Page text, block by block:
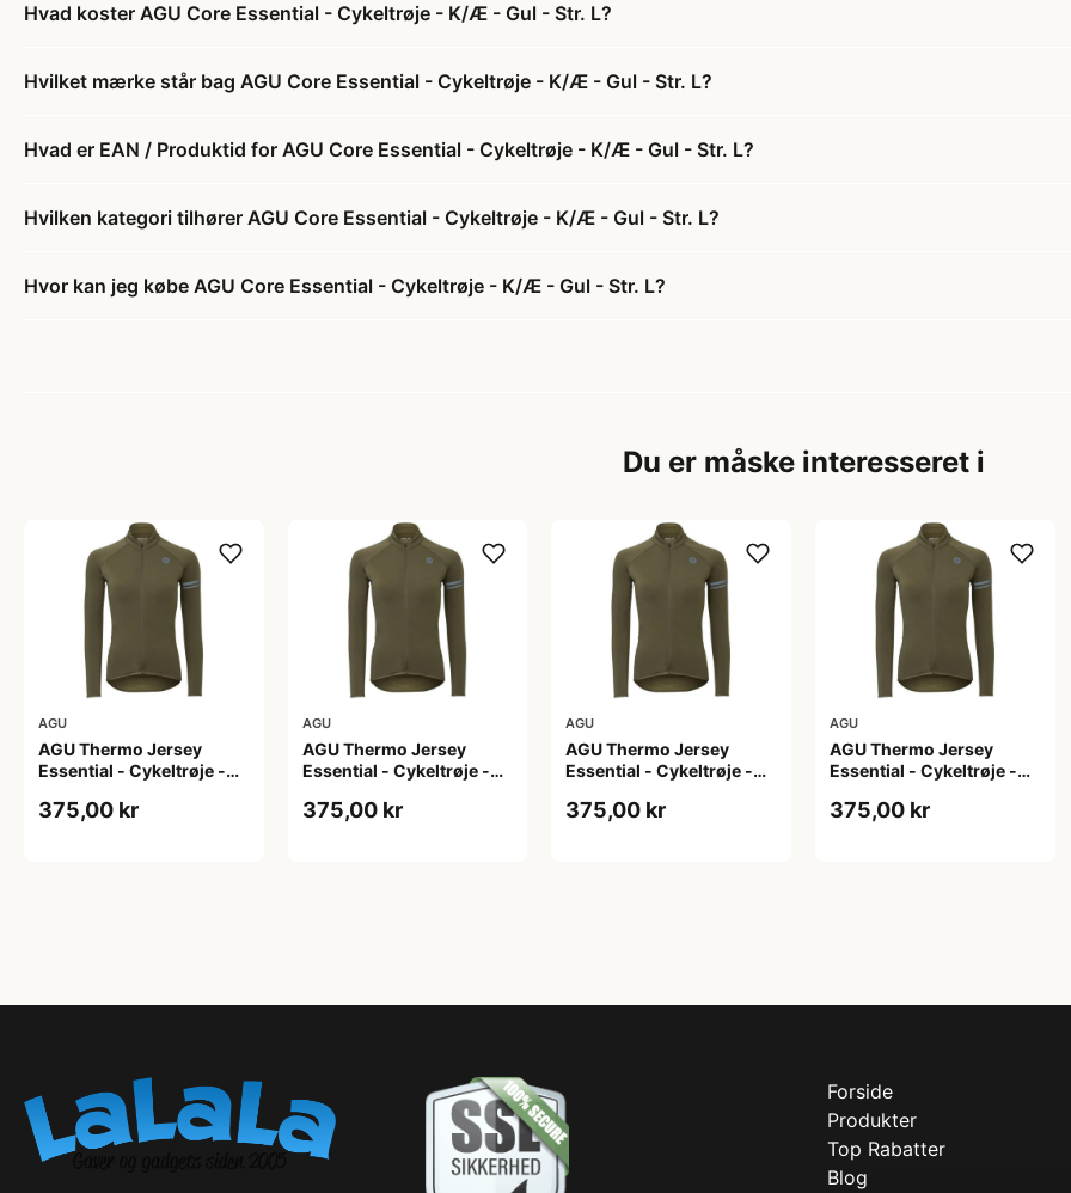
Hvad koster AGU Core Essential - Cykeltrøje - K/Æ - Gul - Str. L?
Hvilket mærke står bag AGU Core Essential - Cykeltrøje - K/Æ - Gul - Str. L?
Hvad er EAN / Produktid for AGU Core Essential - Cykeltrøje - K/Æ - Gul - Str. L?
Hvilken kategori tilhører AGU Core Essential - Cykeltrøje - K/Æ - Gul - Str. L?
Hvor kan jeg købe AGU Core Essential - Cykeltrøje - K/Æ - Gul - Str. L?
Du er måske interesseret i
AGU
AGU Thermo Jersey
Essential - Cykeltrøje -
375,00 kr
AGU
AGU Thermo Jersey
Essential - Cykeltrøje -
M
375,00 kr
AGU
AGU Thermo Jersey
Essential - Cykeltrøje -
375,00 kr
AGU
AGU Thermo Jersey
Essential - Cykeltrøje -
XL
375,00 kr
Forside
Produkter
Top Rabatter
Blog